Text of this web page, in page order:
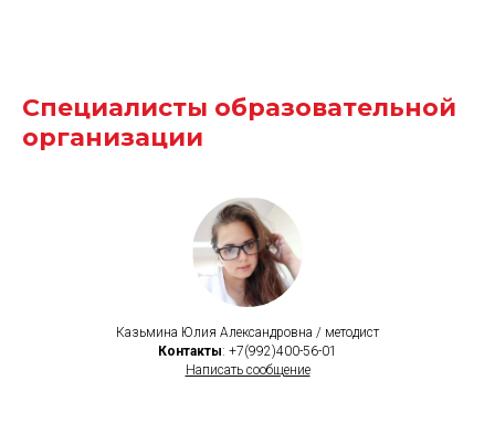
Специалисты образовательной
организации
Казьмина Юлия Александровна / методист
Контакты: +7(992)400-56-01
Написать сообщение